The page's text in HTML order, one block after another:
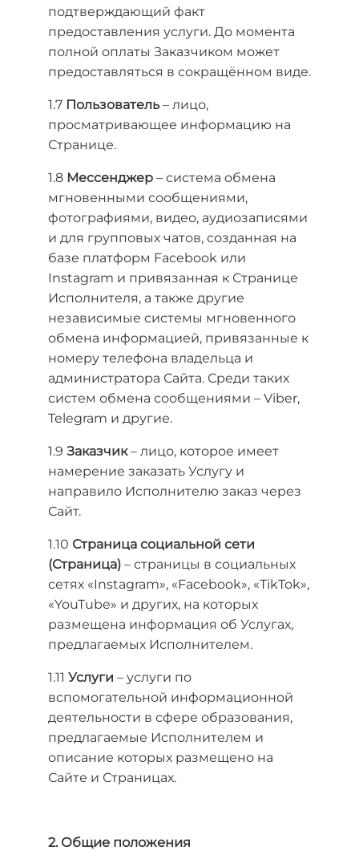
подтверждающий факт
предоставления услуги. До момента
полной оплаты Заказчиком может
предоставляться в сокращённом виде.
1.7 Пользователь – лицо,
просматривающее информацию на
Странице.
1.8 Мессенджер – система обмена
мгновенными сообщениями,
фотографиями, видео, аудиозаписями
и для групповых чатов, созданная на
базе платформ Facebook или
Instagram и привязанная к Странице
Исполнителя, а также другие
независимые системы мгновенного
обмена информацией, привязанные к
номеру телефона владельца и
администратора Сайта. Среди таких
систем обмена сообщениями – Viber,
Telegram и другие.
1.9 Заказчик– лицо, которое имеет
намерение заказать Услугу и
направило Исполнителю заказ через
Сайт.
1.10 Страница социальной сети
(Страница) – страницы в социальных
сетях «Instagram», «Facebook», «TikTok»,
«YouTube» и других, на которых
размещена информация об Услугах,
предлагаемых Исполнителем.
1.11 Услуги – услуги по
вспомогательной информационной
деятельности в сфере образования,
предлагаемые Исполнителем и
описание которых размещено на
Сайте и Страницах.
2. Общие положения